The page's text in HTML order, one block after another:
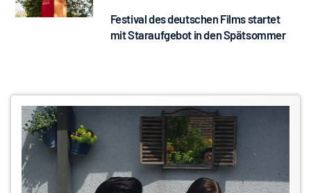
Festival des deutschen Films startet
mit Staraufgebot in den Spätsommer